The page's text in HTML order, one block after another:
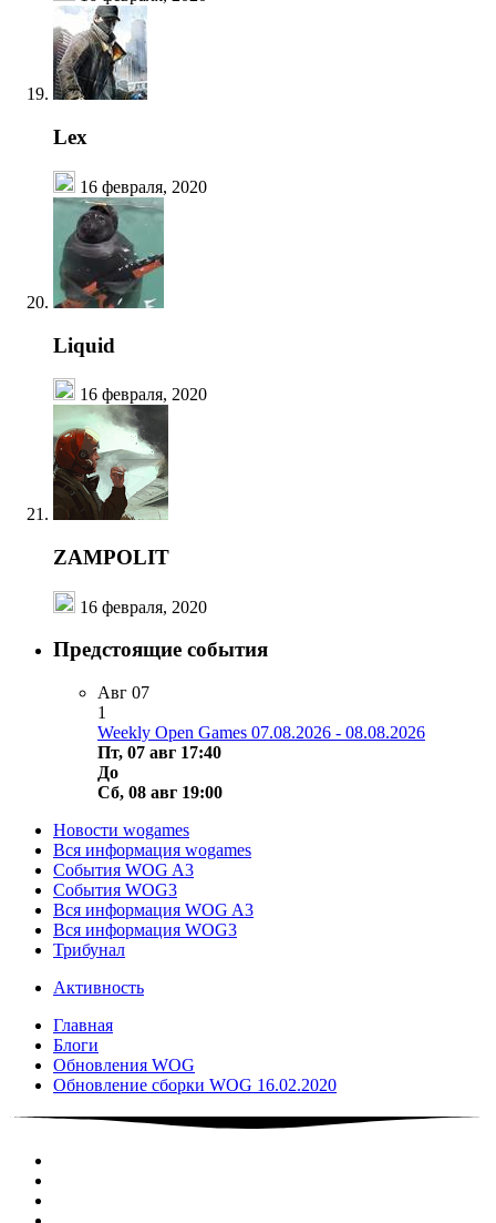
Lex
16 февраля, 2020
Liquid
16 февраля, 2020
ZAMPOLIT
16 февраля, 2020
Предстоящие события
Авг 07
1
Weekly Open Games 07.08.2026 - 08.08.2026
Пт, 07 авг 17:40
До
Сб, 08 авг 19:00
Новости wogames
Вся информация wogames
События WOG A3
События WOG3
Вся информация WOG A3
Вся информация WOG3
Трибунал
Активность
Главная
Блоги
Обновления WOG
Обновление сборки WOG 16.02.2020